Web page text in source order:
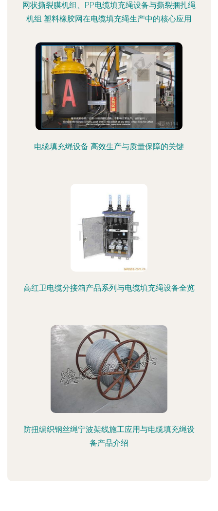
网状撕裂膜机组、PP电缆填充绳设备与撕裂捆扎绳
机组 塑料橡胶网在电缆填充绳生产中的核心应用
电缆填充绳设备 高效生产与质量保障的关键
高红卫电缆分接箱产品系列与电缆填充绳设备全览
防扭编织钢丝绳宁波架线施工应用与电缆填充绳设
备产品介绍